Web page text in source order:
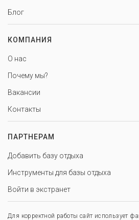
Блог
КОМПАНИЯ
О нас
Почему мы?
Вакансии
Контакты
ПАРТНЕРАМ
Добавить базу отдыха
Инструменты для базы отдыха
Войти в экстранет
Для корректной работы сайт использует